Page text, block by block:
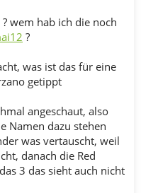
2023-2025 -
wem hab ich die noch
?
was ist das für eine
getippt
angeschaut, also
Namen dazu stehen
was vertauscht, weil
danach die Red
3 das sieht auch nicht